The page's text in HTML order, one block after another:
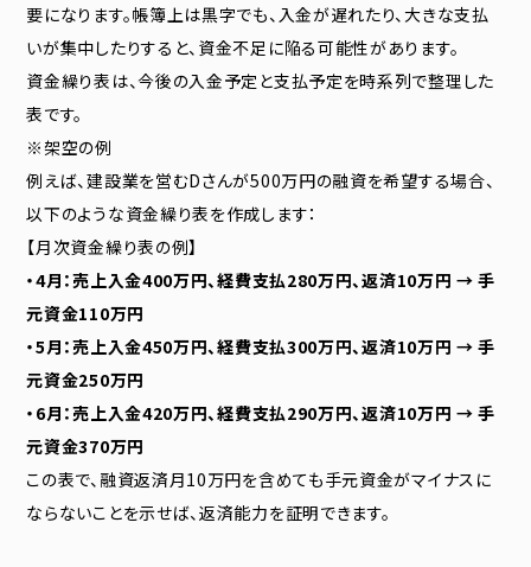
要になります。帳簿上は黒字でも、入金が遅れたり、大きな支払
いが集中したりすると、資金不足に陥る可能性があります。
資金繰り表は、今後の入金予定と支払予定を時系列で整理した
表です。
※架空の例
例えば、建設業を営むDさんが500万円の融資を希望する場合、
以下のような資金繰り表を作成します：
【月次資金繰り表の例】
・4月：売上入金400万円、経費支払280万円、返済10万円 → 手
元資金110万円
・5月：売上入金450万円、経費支払300万円、返済10万円 → 手
元資金250万円
・6月：売上入金420万円、経費支払290万円、返済10万円 → 手
元資金370万円
この表で、融資返済月10万円を含めても手元資金がマイナスに
ならないことを示せば、返済能力を証明できます。